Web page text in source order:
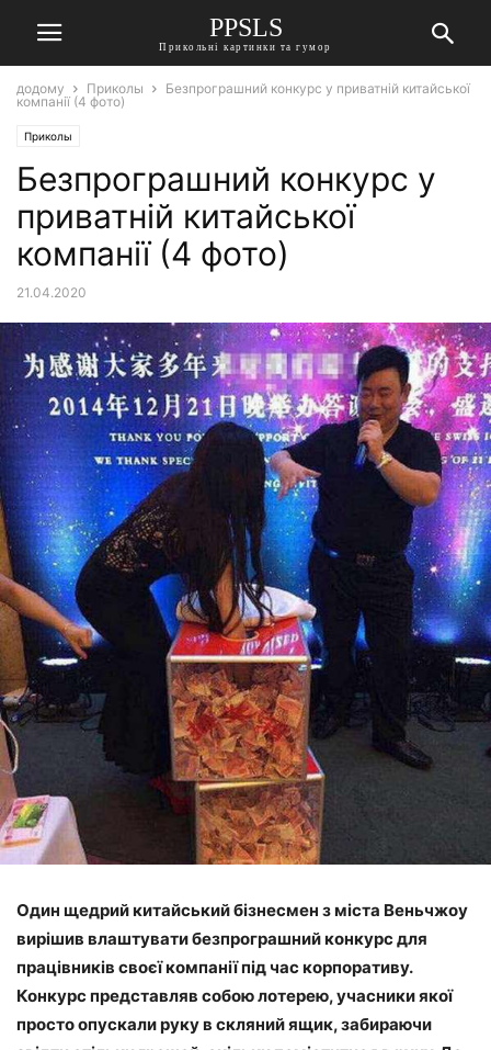
PPSLS
Прикольні картинки та гумор
додому Приколы
Безпрограшний конкурс у приватній китайської
компанії (4 фото)
Приколы
Безпрограшний конкурс у
приватній китайської
компанії (4 фото)
21.04.2020
Один щедрий китайський бізнесмен з міста Веньчжоу
вирішив влаштувати безпрограшний конкурс для
працівників своєї компанії під час корпоративу.
Конкурс представляв собою лотерею, учасники якої
просто опускали руку в скляний ящик, забираючи